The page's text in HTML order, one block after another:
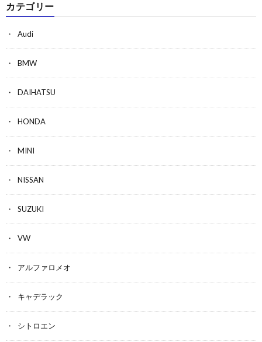
カテゴリー
Audi
BMW
DAIHATSU
HONDA
MINI
NISSAN
SUZUKI
VW
アルファロメオ
キャデラック
シトロエン